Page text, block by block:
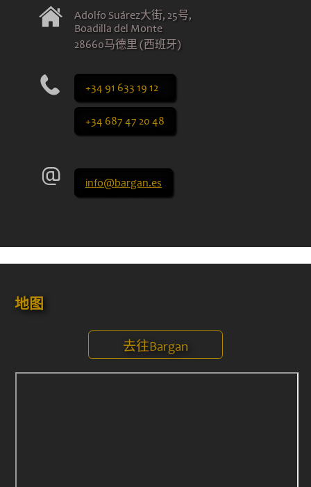
Adolfo Suárez大街, 25号,
Boadilla del Monte
28660马德里 (西班牙)
+34 91 633 19 12
+34 687 47 20 48
info@bargan.es
地图
去往Bargan